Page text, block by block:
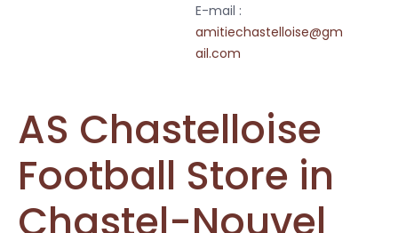
E-mail :
amitiechastelloise@gm
ail.com
AS Chastelloise
Football Store in
Chastel-Nouvel